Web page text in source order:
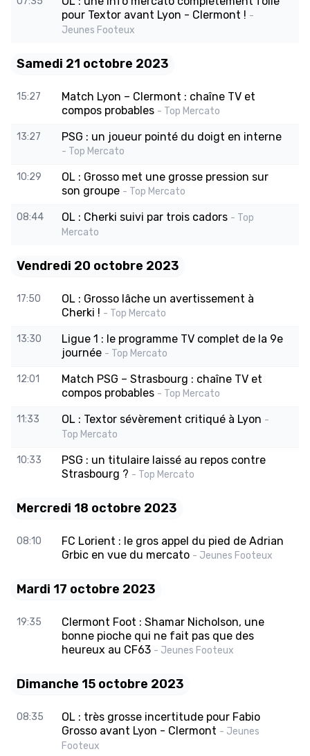
pour Textor avant Lyon - Clermont ! -
Jeunes Footeux
Samedi 21 octobre 2023
15:27
Match Lyon – Clermont : chaîne TV et
compos probables - Top Mercato
13:27 PSG : un joueur pointé du doigt en interne
- Top Mercato
10:29
OL : Grosso met une grosse pression sur
son groupe - Top Mercato
08:44 OL : Cherki suivi par trois cadors - Top
Mercato
Vendredi 20 octobre 2023
17:50
OL : Grosso lâche un avertissement à
Cherki ! - Top Mercato
13:30
Ligue 1 : le programme TV complet de la 9e
journée - Top Mercato
12:01
Match PSG – Strasbourg : chaîne TV et
compos probables - Top Mercato
11:33 OL : Textor sévèrement critiqué à Lyon -
Top Mercato
10:33
PSG : un titulaire laissé au repos contre
Strasbourg ? - Top Mercato
Mercredi 18 octobre 2023
08:10
FC Lorient : le gros appel du pied de Adrian
Grbic en vue du mercato - Jeunes Footeux
Mardi 17 octobre 2023
19:35
Clermont Foot : Shamar Nicholson, une
bonne pioche qui ne fait pas que des
heureux au CF63 - Jeunes Footeux
Dimanche 15 octobre 2023
08:35
OL : très grosse incertitude pour Fabio
Grosso avant Lyon - Clermont - Jeunes
Footeux